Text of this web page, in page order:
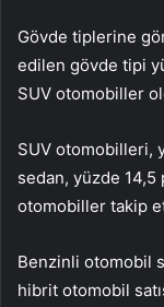
Gövde tiplerine
edilen gövde tipi
SUV otomobiller
SUV otomobilleri,
sedan, yüzde
otomobiller takip
Benzinli otomobil
hibrit otomobil